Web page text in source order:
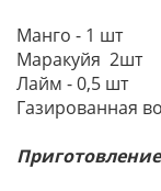
Манго - 1 шт
Маракуйя 2шт
Лайм - 0,5 шт
Газированная
Приготовление